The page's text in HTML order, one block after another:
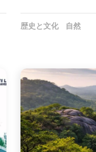
歴史と文化 自然